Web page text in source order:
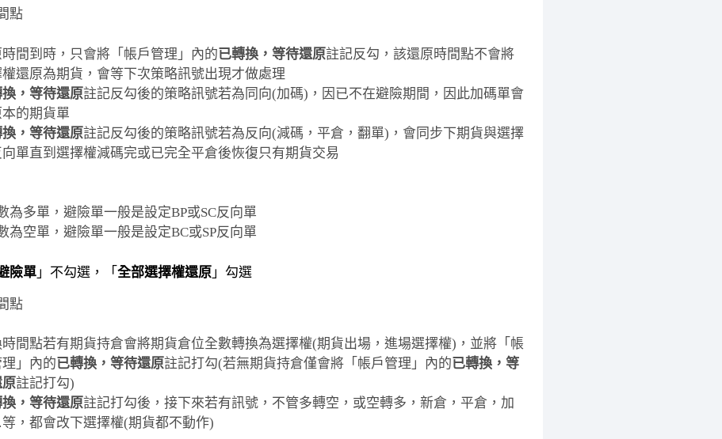
點
間到時，只會將「帳戶管理」內的已轉換，等待還原註記反勾，該還原時間點不會將
還原為期貨，會等下次策略訊號出現才做處理
換，等待還原註記反勾後的策略訊號若為同向(加碼)，因已不在避險期間，因此加碼單會
的期貨單
換，等待還原註記反勾後的策略訊號若為反向(減碼，平倉，翻單)，會同步下期貨與選擇
單直到選擇權減碼完或已完全平倉後恢復只有期貨交易
為多單，避險單一般是設定BP或SC反向單
為空單，避險單一般是設定BC或SP反向單
險單」不勾選，「 全部選擇權還原」勾選
點
間點若有期貨持倉會將期貨倉位全數轉換為選擇權(期貨出場，進場選擇權)，並將「帳
」內的已轉換，等待還原註記打勾(若無期貨持倉僅會將「帳戶管理」內的已轉換，等
原註記打勾)
換，等待還原註記打勾後，接下來若有訊號，不管多轉空，或空轉多，新倉，平倉，加
，都會改下選擇權(期貨都不動作)